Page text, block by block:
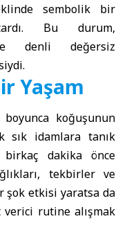
sembolik bir
Bu durum,
denli değersiz
Yaşam
koğuşunun
sık idamlara tanık
birkaç dakika önce
tekbirler ve
şok etkisi yaratsa da
rutine alışmak